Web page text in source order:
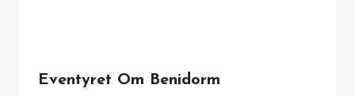
Eventyret Om Benidorm